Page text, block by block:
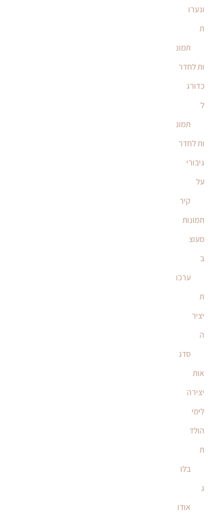
ונערו
ת
תמונ
ות לחדר
כדורג
ל
תמונ
ות לחדר
גיבורי
על
קיר
תמונות
מעוצ
ב
ערכו
ת
יציר
ה
סדנ
אות
יצירה
לימי
הולד
ת
בלו
ג
אודו